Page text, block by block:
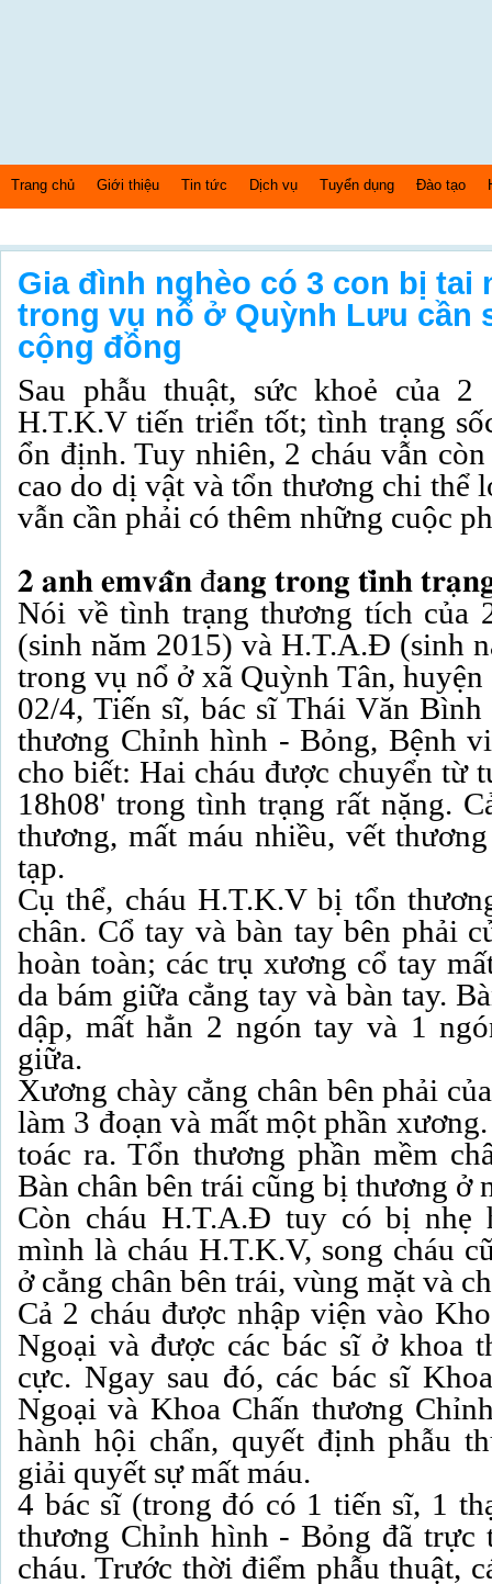
Trang chủ Giới thiệu Tin tức Dịch vụ Tuyển dụng Đào tạo
Gia đình nghèo có 3 con bị tai
trong vụ nổ ở Quỳnh Lưu cần
cộng đồng
Sau phẫu thuật, sức khoẻ của
H.T.K.V tiến triển tốt; tình trạng
ổn định. Tuy nhiên, 2 cháu vẫn
cao do dị vật và tổn thương chi thể
vẫn cần phải có thêm những cuộc
𝟐 𝐚𝐧𝐡 𝐞𝐦𝐯𝐚̂̃𝐧 đ𝐚𝐧𝐠 𝐭𝐫𝐨𝐧𝐠 𝐭𝐢̀𝐧𝐡
Nói về tình trạng thương tích của
(sinh năm 2015) và H.T.A.Đ (sinh
trong vụ nổ ở xã Quỳnh Tân,
02/4, Tiến sĩ, bác sĩ Thái Văn
thương Chỉnh hình - Bỏng, Bệnh
cho biết: Hai cháu được chuyển từ
18h08' trong tình trạng rất nặng.
thương, mất máu nhiều, vết
tạp.
Cụ thể, cháu H.T.K.V bị tổn
chân. Cổ tay và bàn tay bên phải
hoàn toàn; các trụ xương cổ tay
da bám giữa cẳng tay và bàn tay.
dập, mất hẳn 2 ngón tay và 1
giữa.
Xương chày cẳng chân bên phải
làm 3 đoạn và mất một phần
toác ra. Tổn thương phần mềm
Bàn chân bên trái cũng bị thương ở
Còn cháu H.T.A.Đ tuy có bị nhẹ
mình là cháu H.T.K.V, song cháu
ở cẳng chân bên trái, vùng mặt và
Cả 2 cháu được nhập viện vào
Ngoại và được các bác sĩ ở khoa
cực. Ngay sau đó, các bác sĩ
Ngoại và Khoa Chấn thương
hành hội chẩn, quyết định phẫu
giải quyết sự mất máu.
4 bác sĩ (trong đó có 1 tiến sĩ, 1
thương Chỉnh hình - Bỏng đã trực
cháu. Trước thời điểm phẫu thuật,